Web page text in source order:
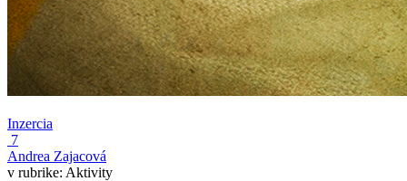
Inzercia
7
Andrea Zajacová
v rubrike: Aktivity